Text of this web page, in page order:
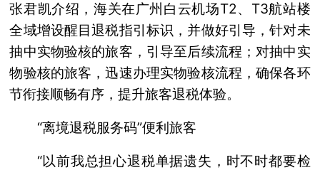
张君凯介绍，海关在广州白云机场T2、T3航站楼
全域增设醒目退税指引标识，并做好引导，针对未
抽中实物验核的旅客，引导至后续流程；对抽中实
物验核的旅客，迅速办理实物验核流程，确保各环
节衔接顺畅有序，提升旅客退税体验。
“离境退税服务码”便利旅客
“以前我总担心退税单据遗失，时不时都要检